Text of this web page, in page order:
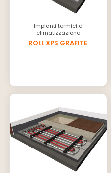
Impianti termici e
climatizzazione
ROLL XPS GRAFITE